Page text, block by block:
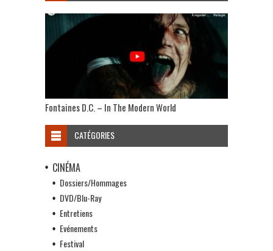
Fontaines D.C. – In The Modern World
CATÉGORIES
CINÉMA
Dossiers/Hommages
DVD/Blu-Ray
Entretiens
Evénements
Festival